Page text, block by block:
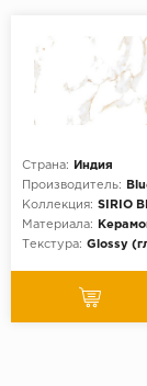
Страна:
Индия
Производитель:
Коллекция: SIRIO
Материала:
Текстура: Glossy